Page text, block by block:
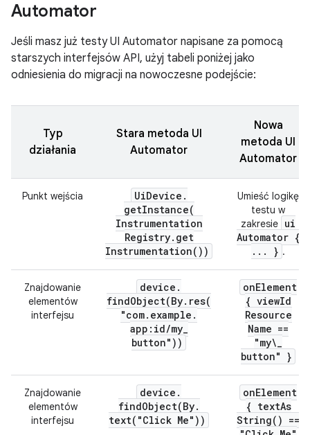
Automator
Jeśli masz już testy UI Automator napisane za pomocą
starszych interfejsów API, użyj tabeli poniżej jako
odniesienia do migracji na nowoczesne podejście:
Typ
działania
Stara metoda UI
Automator
Nowa
metoda UI
Automator
Punkt wejścia UiDevice .
getInstance(
Instrumentation
Registry. get
Instrumentation( ))
Umieść logikę
testu w
zakresie ui
Automator {
. . . } .
Znajdowanie
elementów
interfejsu
device .
findObject(By. res(
"com. example .
app:id/my_
button"))
onElement
{ viewId
Resource
Name ==
"my\_
button" }
Znajdowanie
elementów
interfejsu
device .
findObject(By.
text( "Click Me"))
onElement
{ textAs
String( ) ==